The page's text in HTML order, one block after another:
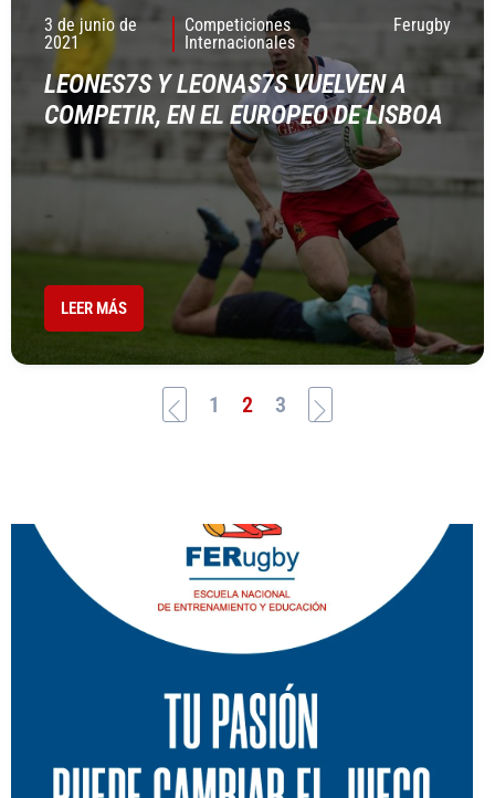
3 de junio de
2021
Competiciones
Internacionales
Ferugby
LEONES7S Y LEONAS7S VUELVEN A
COMPETIR, EN EL EUROPEO DE LISBOA
LEER MÁS
1 2 3